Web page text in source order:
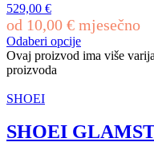
529,00 €
od 10,00 € mjesečno
Odaberi opcije
Ovaj proizvod ima više
proizvoda
SHOEI
SHOEI